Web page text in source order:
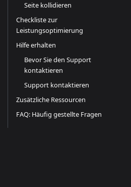
Seite kollidieren
Checkliste zur
Leistungsoptimierung
Hilfe erhalten
Bevor Sie den Support
kontaktieren
Support kontaktieren
Zusätzliche Ressourcen
FAQ: Häufig gestellte Fragen